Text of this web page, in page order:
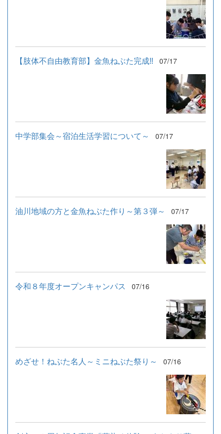
【肢体不自由教育部】金魚ねぶた完成‼ 07/17
中学部集会～宿泊生活学習について～ 07/17
油川地域の方と金魚ねぶた作り～第３弾～ 07/17
令和８年度オープンキャンパス 07/16
めざせ！ねぶた名人～ミニねぶた祭り～ 07/16